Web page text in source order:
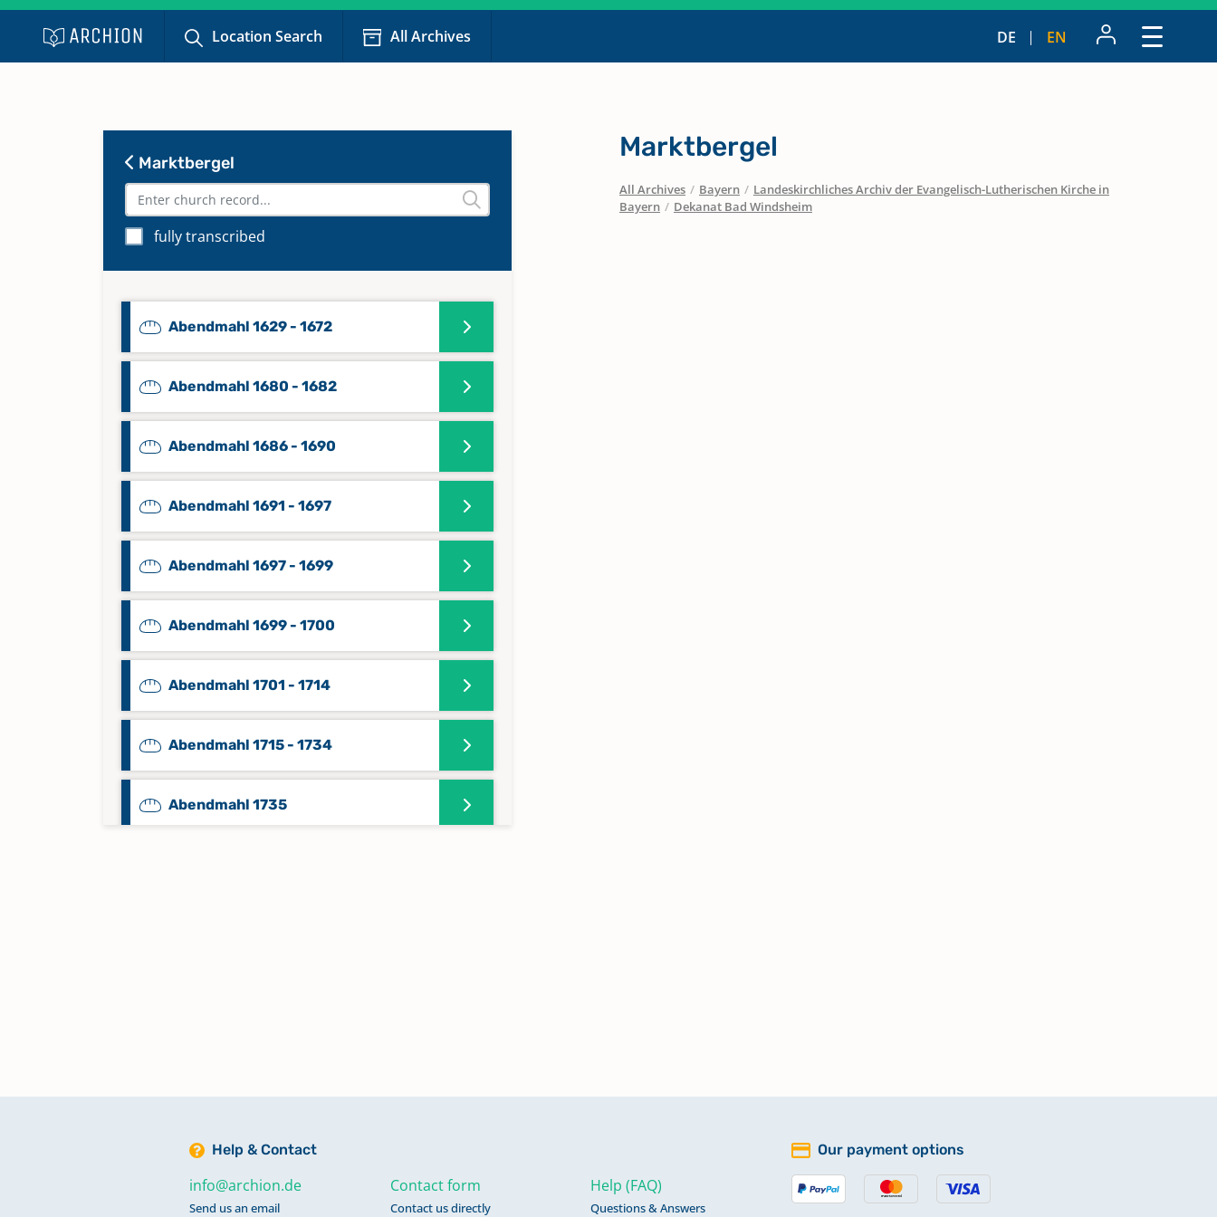
Location Search All Archives DE EN
Marktbergel
fully transcribed
Abendmahl 1629 - 1672
Abendmahl 1680 - 1682
Abendmahl 1686 - 1690
Abendmahl 1691 - 1697
Abendmahl 1697 - 1699
Abendmahl 1699 - 1700
Abendmahl 1701 - 1714
Abendmahl 1715 - 1734
Abendmahl 1735
Abendmahl 1773 - 1783
Marktbergel
All Archives / Bayern / Landeskirchliches Archiv der Evangelisch-Lutherischen Kirche in
Bayern / Dekanat Bad Windsheim
Help & Contact
info@archion.de
Send us an email
Contact form
Contact us directly
Help (FAQ)
Questions & Answers
Our payment options